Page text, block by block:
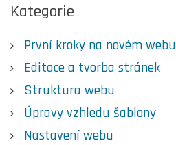
Kategorie
První kroky na novém webu
Editace a tvorba stránek
Struktura webu
Úpravy vzhledu šablony
Nastavení webu